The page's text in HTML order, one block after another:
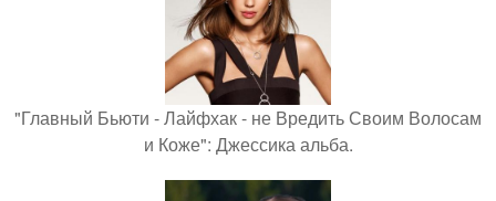
"Главный Бьюти - Лайфхак - не Вредить Своим Волосам
и Коже": Джессика альба.